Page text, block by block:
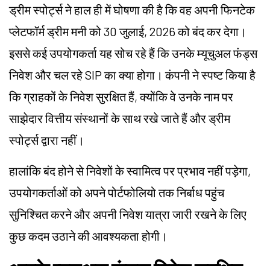
ड्रीम स्पोर्ट्स ने हाल ही में घोषणा की है कि वह अपनी फिनटेक
प्लेटफॉर्म ड्रीम मनी को 30 जुलाई, 2026 को बंद कर देगा।
इससे कई उपयोगकर्ता यह सोच रहे हैं कि उनके म्यूचुअल फंड्स
निवेश और चल रहे SIP का क्या होगा। कंपनी ने स्पष्ट किया है
कि ग्राहकों के निवेश सुरक्षित हैं, क्योंकि वे उनके नाम पर
साझेदार वित्तीय संस्थानों के साथ रखे जाते हैं और ड्रीम
स्पोर्ट्स द्वारा नहीं।
हालांकि बंद होने से निवेशों के स्वामित्व पर प्रभाव नहीं पड़ेगा,
उपयोगकर्ताओं को अपने पोर्टफोलियो तक निर्बाध पहुंच
सुनिश्चित करने और अपनी निवेश यात्रा जारी रखने के लिए
कुछ कदम उठाने की आवश्यकता होगी।